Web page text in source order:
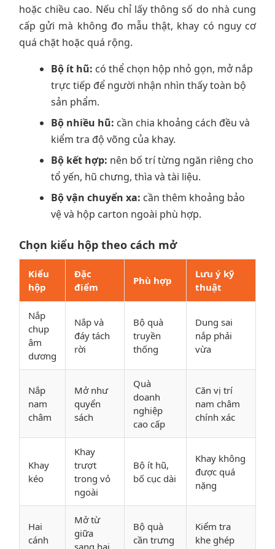
hoặc chiều cao. Nếu chỉ lấy thông số do nhà cung
cấp gửi mà không đo mẫu thật, khay có nguy cơ
quá chặt hoặc quá rộng.
Bộ ít hũ: có thể chọn hộp nhỏ gọn, mở nắp
trực tiếp để người nhận nhìn thấy toàn bộ
sản phẩm.
Bộ nhiều hũ: cần chia khoảng cách đều và
kiểm tra độ võng của khay.
Bộ kết hợp: nên bố trí từng ngăn riêng cho
tổ yến, hũ chưng, thìa và tài liệu.
Bộ vận chuyển xa: cần thêm khoảng bảo
vệ và hộp carton ngoài phù hợp.
Chọn kiểu hộp theo cách mở
Kiểu
hộp
Đặc
điểm
Phù hợp
Lưu ý kỹ
thuật
Nắp
chụp
âm
dương
Nắp và
đáy tách
rời
Bộ quà
truyền
thống
Dung sai
nắp phải
vừa
Nắp
nam
châm
Mở như
quyển
sách
Quà
doanh
nghiệp
cao cấp
Căn vị trí
nam châm
chính xác
Khay
kéo
Khay
trượt
trong vỏ
ngoài
Bộ ít hũ,
bố cục dài
Khay không
được quá
nặng
Hai
cánh
Mở từ
giữa
sang hai
Bộ quà
cần trưng
Kiểm tra
khe ghép